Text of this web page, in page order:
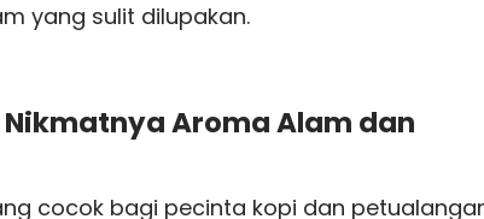
yang sulit dilupakan.
Aroma Alam dan
cocok bagi pecinta kopi dan